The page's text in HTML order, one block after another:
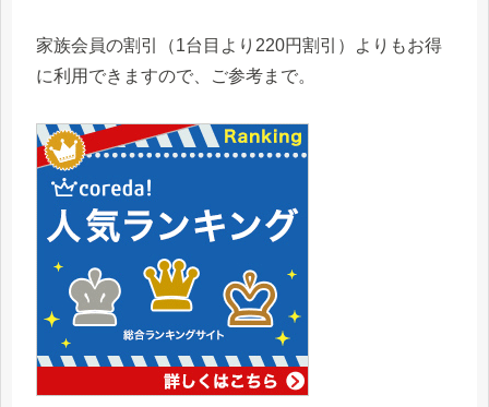
家族会員の割引（1台目より220円割引）よりもお得
に利用できますので、ご参考まで。